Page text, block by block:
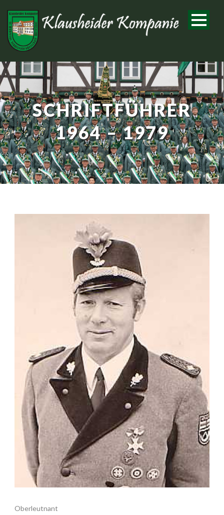
SCHRIFTFÜHRER
1964 – 1979
Oberleutnant